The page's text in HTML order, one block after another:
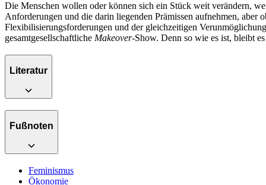
Die Menschen wollen oder können sich ein Stück weit verändern,
Anforderungen und die darin liegenden Prämissen aufnehmen,
Flexibilisierungsforderungen und der gleichzeitigen
gesamtgesellschaftliche Makeover-Show. Denn so wie es ist, bleibt
Literatur
Fußnoten
Feminismus
Ökonomie